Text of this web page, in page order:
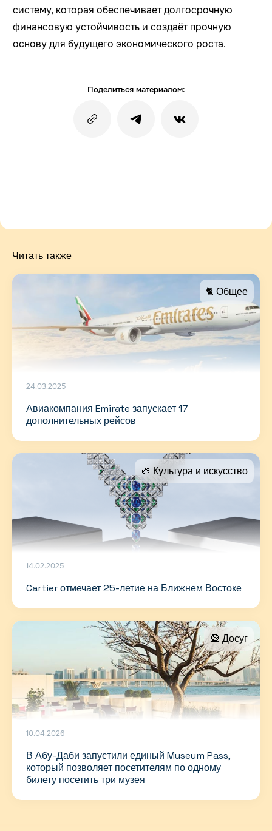
систему, которая обеспечивает долгосрочную
финансовую устойчивость и создаёт прочную
основу для будущего экономического роста.
Поделиться материалом:
Читать также
🐈 Общее
24.03.2025
Авиакомпания Emirate запускает 17
дополнительных рейсов
🎨 Культура и искусство
14.02.2025
Cartier отмечает 25-летие на Ближнем Востоке
🎡 Досуг
10.04.2026
В Абу-Даби запустили единый Museum Pass,
который позволяет посетителям по одному
билету посетить три музея